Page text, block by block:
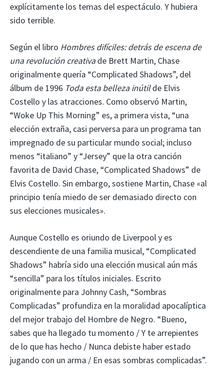
explícitamente los temas del espectáculo. Y hubiera
sido terrible.
Según el libro Hombres difíciles: detrás de escena de
una revolución creativade Brett Martin, Chase
originalmente quería “Complicated Shadows”, del
álbum de 1996 Toda esta belleza inútilde Elvis
Costello y las atracciones. Como observó Martin,
“Woke Up This Morning” es, a primera vista, “una
elección extraña, casi perversa para un programa tan
impregnado de su particular mundo social; incluso
menos “italiano” y “Jersey” que la otra canción
favorita de David Chase, “Complicated Shadows” de
Elvis Costello. Sin embargo, sostiene Martin, Chase «al
principio tenía miedo de ser demasiado directo con
sus elecciones musicales».
Aunque Costello es oriundo de Liverpool y es
descendiente de una familia musical, “Complicated
Shadows” habría sido una elección musical aún más
“sencilla” para los títulos iniciales. Escrito
originalmente para Johnny Cash, “Sombras
Complicadas” profundiza en la moralidad apocalíptica
del mejor trabajo del Hombre de Negro. “Bueno,
sabes que ha llegado tu momento / Y te arrepientes
de lo que has hecho / Nunca debiste haber estado
jugando con un arma / En esas sombras complicadas”.